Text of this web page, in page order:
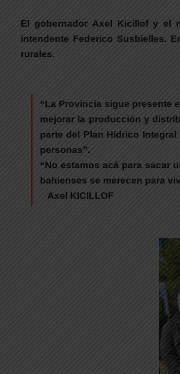
El gobernador Axel Kicillof y el
intendente Federico Susbielles.
rurales.
“La Provincia sigue presente
mejorar la producción y
parte del Plan Hídrico
personas”.
“No estamos acá para sacar
bahienses se merecen para
Axel KICILLOF